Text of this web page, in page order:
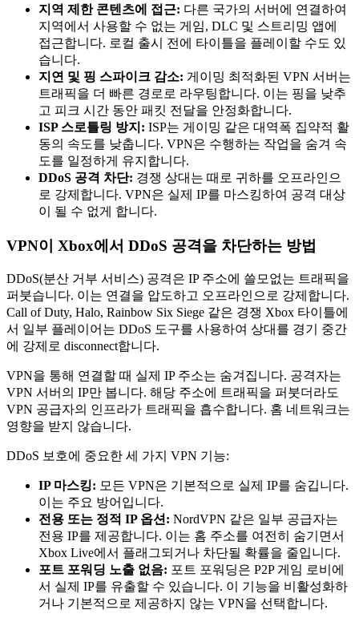
지역 제한 콘텐츠에 접근: 다른 국가의 서버에 연결하여
지역에서 사용할 수 없는 게임, DLC 및 스트리밍 앱에
접근합니다. 로컬 출시 전에 타이틀을 플레이할 수도 있
습니다.
지연 및 핑 스파이크 감소: 게이밍 최적화된 VPN 서버는
트래픽을 더 빠른 경로로 라우팅합니다. 이는 핑을 낮추
고 피크 시간 동안 패킷 전달을 안정화합니다.
ISP 스로틀링 방지: ISP는 게이밍 같은 대역폭 집약적 활
동의 속도를 낮춥니다. VPN은 수행하는 작업을 숨겨 속
도를 일정하게 유지합니다.
DDoS 공격 차단: 경쟁 상대는 때로 귀하를 오프라인으
로 강제합니다. VPN은 실제 IP를 마스킹하여 공격 대상
이 될 수 없게 합니다.
VPN이 Xbox에서 DDoS 공격을 차단하는 방법
DDoS(분산 거부 서비스) 공격은 IP 주소에 쓸모없는 트래픽을
퍼붓습니다. 이는 연결을 압도하고 오프라인으로 강제합니다.
Call of Duty, Halo, Rainbow Six Siege 같은 경쟁 Xbox 타이틀에
서 일부 플레이어는 DDoS 도구를 사용하여 상대를 경기 중간
에 강제로 disconnect합니다.
VPN을 통해 연결할 때 실제 IP 주소는 숨겨집니다. 공격자는
VPN 서버의 IP만 봅니다. 해당 주소에 트래픽을 퍼붓더라도
VPN 공급자의 인프라가 트래픽을 흡수합니다. 홈 네트워크는
영향을 받지 않습니다.
DDoS 보호에 중요한 세 가지 VPN 기능:
IP 마스킹: 모든 VPN은 기본적으로 실제 IP를 숨깁니다.
이는 주요 방어입니다.
전용 또는 정적 IP 옵션: NordVPN 같은 일부 공급자는
전용 IP를 제공합니다. 이는 홈 주소를 여전히 숨기면서
Xbox Live에서 플래그되거나 차단될 확률을 줄입니다.
포트 포워딩 노출 없음: 포트 포워딩은 P2P 게임 로비에
서 실제 IP를 유출할 수 있습니다. 이 기능을 비활성화하
거나 기본적으로 제공하지 않는 VPN을 선택합니다.